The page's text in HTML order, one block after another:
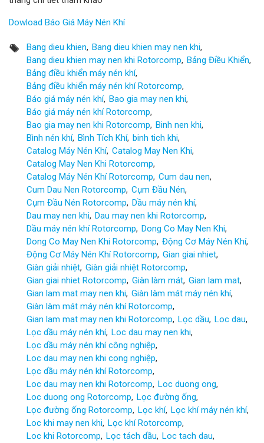
Dowload Báo Giá Máy Nén Khí
Bang dieu khien
Bang dieu khien may nen khi
Bang dieu khien may nen khi Rotorcomp
Bảng Điều Khiển
Bảng điều khiển máy nén khí
Bảng điều khiển máy nén khí Rotorcomp
Báo giá máy nén khí
Bao gia may nen khi
Báo giá máy nén khí Rotorcomp
Bao gia may nen khi Rotorcomp
Binh nen khi
Bình nén khí
Bình Tích Khí
binh tich khi
Catalog Máy Nén Khí Catalog May Nen Khi
Catalog May Nen Khi Rotorcomp
Catalog Máy Nén Khí Rotorcomp Cum dau nen
Cum Dau Nen Rotorcomp Cụm Đầu Nén
Cụm Đầu Nén Rotorcomp
Dầu máy nén khí
Dau may nen khi
Dau may nen khi Rotorcomp
Dầu máy nén khí Rotorcomp
Dong Co May Nen Khi
Dong Co May Nen Khi Rotorcomp Động Cơ Máy Nén Khí
Động Cơ Máy Nén Khí Rotorcomp Gian giai nhiet
Giàn giải nhiệt Giàn giải nhiệt Rotorcomp
Gian giai nhiet Rotorcomp Giàn làm mát Gian lam mat
Gian lam mat may nen khi Giàn làm mát máy nén khí
Giàn làm mát máy nén khí Rotorcomp
Gian lam mat may nen khi Rotorcomp
Lọc dầu
Loc dau
Lọc dầu máy nén khí
Loc dau may nen khi
Lọc dầu máy nén khí công nghiệp
Loc dau may nen khi cong nghiệp
Lọc dầu máy nén khí Rotorcomp
Loc dau may nen khi Rotorcomp
Loc duong ong
Loc duong ong Rotorcomp
Lọc đường ống
Lọc đường ống Rotorcomp
Lọc khí
Lọc khí máy nén khí
Loc khi may nen khi
Lọc khí Rotorcomp
Loc khi Rotorcomp
Lọc tách dầu
Loc tach dau